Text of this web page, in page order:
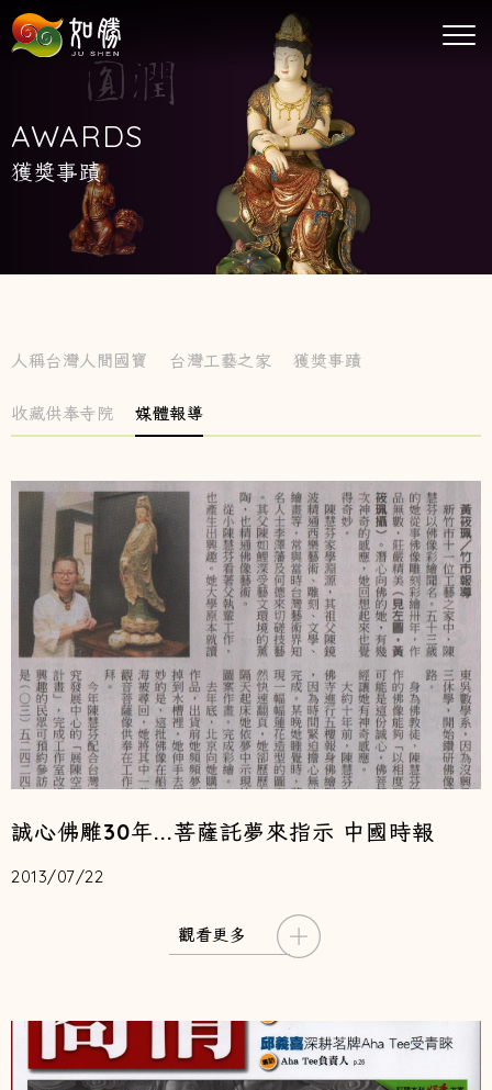
AWARDS
獲獎事蹟
人稱台灣人間國寶 台灣工藝之家 獲獎事蹟
收藏供奉寺院 媒體報導
誠心佛雕30年...菩薩託夢來指示 中國時報
2013/07/22
觀看更多